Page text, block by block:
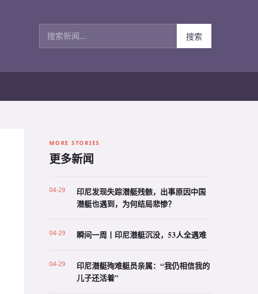
搜索新闻
搜索
MORE STORIES
更多新闻
04-29
印尼发现失踪潜艇残骸，出事原因中国
潜艇也遇到，为何结局悲惨？
04-29 瞬间一周丨印尼潜艇沉没，53人全遇难
04-29
印尼潜艇殉难艇员亲属：“我仍相信我的
儿子还活着”